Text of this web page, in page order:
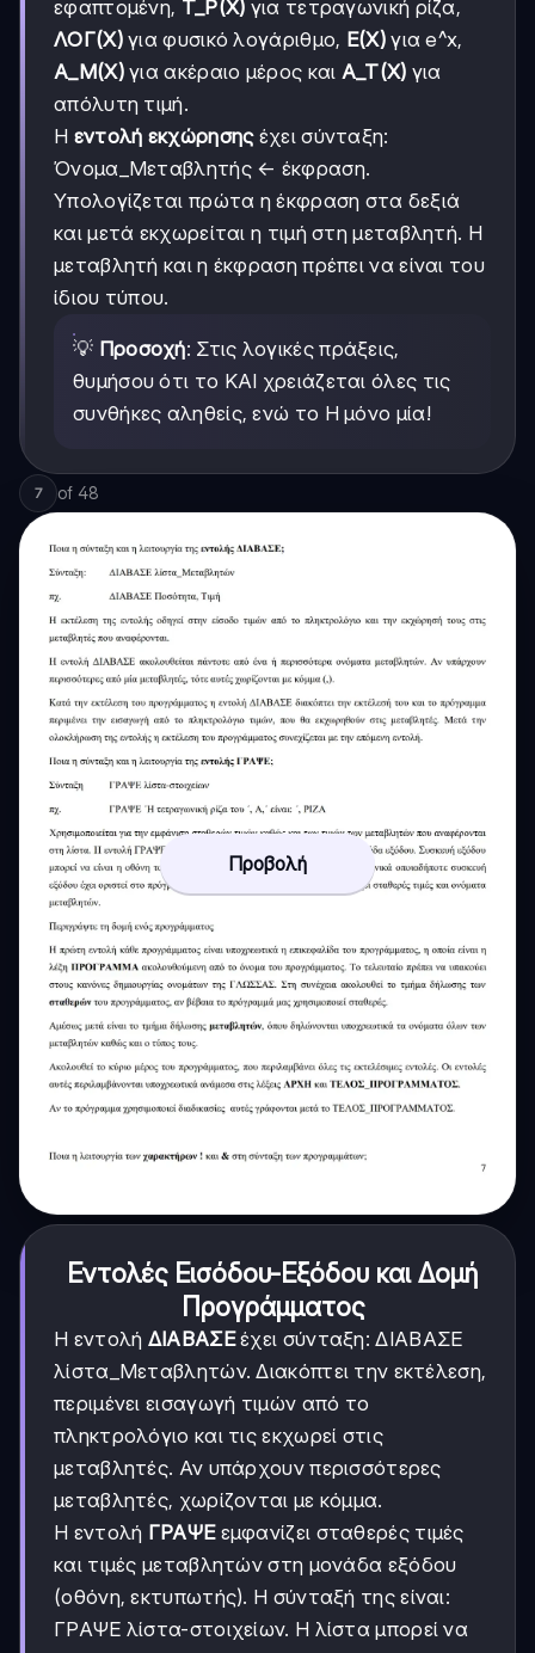
εφαπτομένη, T_P(X) για τετραγωνική ρίζα,
ΛΟΓ(X)για φυσικό λογάριθμο, E(X)για e^x,
Α_Μ(X)για ακέραιο μέρος και Α_Τ(X) για
απόλυτη τιμή.
Η εντολή εκχώρησηςέχει σύνταξη:
Όνομα_Μεταβλητής ← έκφραση.
Υπολογίζεται πρώτα η έκφραση στα δεξιά
και μετά εκχωρείται η τιμή στη μεταβλητή. Η
μεταβλητή και η έκφραση πρέπει να είναι του
ίδιου τύπου.
💡 Προσοχή: Στις λογικές πράξεις,
θυμήσου ότι το ΚΑΙ χρειάζεται όλες τις
συνθήκες αληθείς, ενώ το Η μόνο μία!
7 of 48
Προβολή
Εντολές Εισόδου-Εξόδου και Δομή
Προγράμματος
Η εντολή ΔΙΑΒΑΣΕέχει σύνταξη: ΔΙΑΒΑΣΕ
λίστα_Μεταβλητών. Διακόπτει την εκτέλεση,
περιμένει εισαγωγή τιμών από το
πληκτρολόγιο και τις εκχωρεί στις
μεταβλητές. Αν υπάρχουν περισσότερες
μεταβλητές, χωρίζονται με κόμμα.
Η εντολή ΓΡΑΨΕεμφανίζει σταθερές τιμές
και τιμές μεταβλητών στη μονάδα εξόδου
(οθόνη, εκτυπωτής). Η σύνταξή της είναι:
ΓΡΑΨΕ λίστα-στοιχείων. Η λίστα μπορεί να